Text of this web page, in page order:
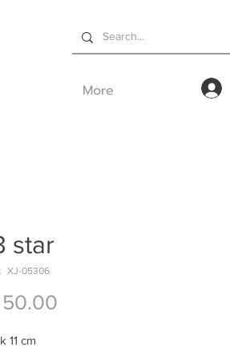
More
star
XJ-05306
價格
11 cm